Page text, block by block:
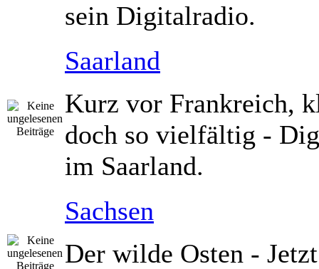
sein Digitalradio.
Saarland
Kurz vor Frankreich,
doch so vielfältig -
im Saarland.
Sachsen
Der wilde Osten -